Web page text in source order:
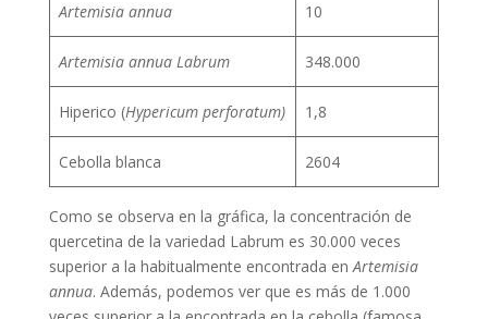
Artemisia annua 10
Artemisia annua Labrum 348.000
Hiperico (Hypericum perforatum) 1,8
Cebolla blanca 2604
Como se observa en la gráfica, la concentración de
quercetina de la variedad Labrum es 30.000 veces
superior a la habitualmente encontrada enArtemisia
annua. Además, podemos ver que es más de 1.000